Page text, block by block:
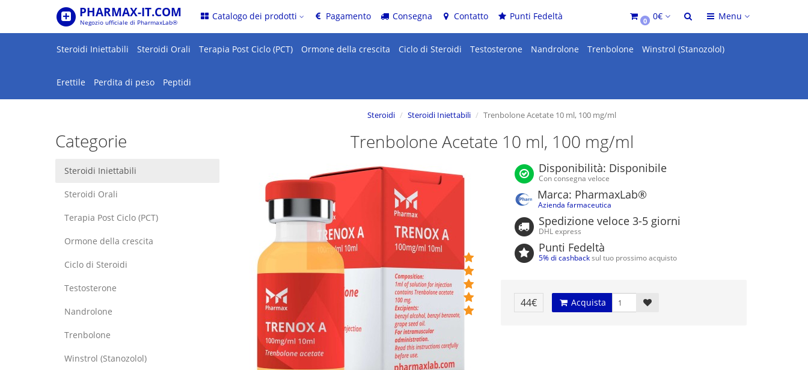
PHARMAX-IT.COM
Negozio ufficiale di PharmaxLab®
Catalogo dei prodotti Pagamento Consegna Contatto Punti Fedeltà 0 0€ Menu
Steroidi Iniettabili Steroidi Orali Terapia Post Ciclo (PCT) Ormone della crescita Ciclo di Steroidi Testosterone Nandrolone Trenbolone Winstrol (Stanozolol)
Erettile Perdita di peso Peptidi
Categorie
Steroidi Iniettabili
Steroidi Orali
Terapia Post Ciclo (PCT)
Ormone della crescita
Ciclo di Steroidi
Testosterone
Nandrolone
Trenbolone
Winstrol (Stanozolol)
Steroidi Steroidi Iniettabili Trenbolone Acetate 10 ml, 100 mg/ml
Trenbolone Acetate 10 ml, 100 mg/ml
Disponibilità: Disponibile
Con consegna veloce
Marca: PharmaxLab®
Azienda farmaceutica
Spedizione veloce 3-5 giorni
DHL express
Punti Fedeltà
5% di cashbacksul tuo prossimo acquisto
44€ Acquista